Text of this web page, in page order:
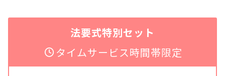
法要式特別セット
タイムサービス時間帯限定